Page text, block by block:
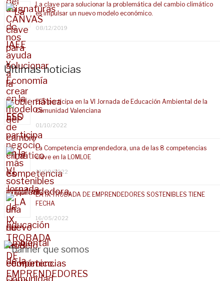
La clave para solucionar la problemática del cambio climático
es impulsar un nuevo modelo económico.
08/12/2019
Últimas noticias
EES participa en la VI Jornada de Educación Ambiental de la
Comunidad Valenciana
01/10/2022
La Competencia emprendedora, una de las 8 competencias
clave en la LOMLOE
21/09/2022
LA IX TROBADA DE EMPRENDEDORES SOSTENIBLES TIENE
FECHA
16/05/2022